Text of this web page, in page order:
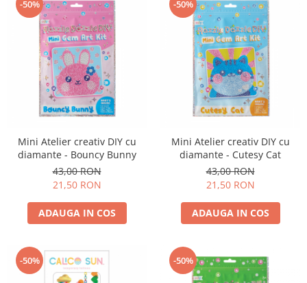
-50%
Mini Atelier creativ DIY cu
diamante - Bouncy Bunny
43,00 RON
21,50 RON
ADAUGA IN COS
-50%
Mini Atelier creativ DIY cu
diamante - Cutesy Cat
43,00 RON
21,50 RON
ADAUGA IN COS
-50% -50%